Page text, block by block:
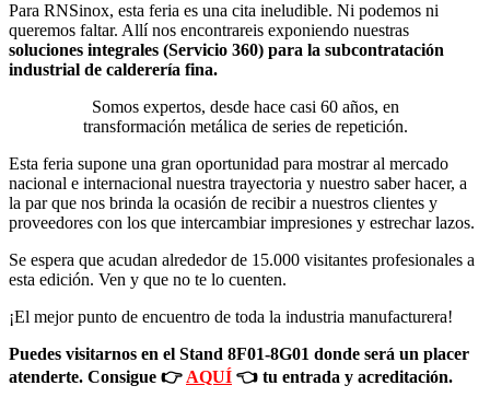
Para RNSinox, esta feria es una cita ineludible. Ni podemos ni
queremos faltar. Allí nos encontrareis exponiendo nuestras
soluciones integrales (Servicio 360) para la subcontratación
industrial de calderería fina.
Somos expertos, desde hace casi 60 años, en
transformación metálica de series de repetición.
Esta feria supone una gran oportunidad para mostrar al mercado
nacional e internacional nuestra trayectoria y nuestro saber hacer, a
la par que nos brinda la ocasión de recibir a nuestros clientes y
proveedores con los que intercambiar impresiones y estrechar lazos.
Se espera que acudan alrededor de 15.000 visitantes profesionales a
esta edición. Ven y que no te lo cuenten.
¡El mejor punto de encuentro de toda la industria manufacturera!
Puedes visitarnos en el Stand 8F01-8G01 donde será un placer
atenderte. Consigue 👉 AQUÍ 👈 tu entrada y acreditación.